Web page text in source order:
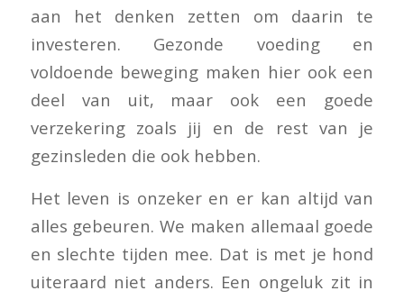
aan het denken zetten om daarin te
investeren. Gezonde voeding en
voldoende beweging maken hier ook een
deel van uit, maar ook een goede
verzekering zoals jij en de rest van je
gezinsleden die ook hebben.
Het leven is onzeker en er kan altijd van
alles gebeuren. We maken allemaal goede
en slechte tijden mee. Dat is met je hond
uiteraard niet anders. Een ongeluk zit in